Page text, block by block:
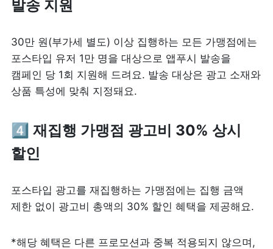
발송 지원
30만 원(부가세 별도) 이상 집행하는 모든 가맹점에는
포스타입 유저 1만 명을 대상으로 앱푸시 발송을
캠페인 당 1회 지원해 드려요. 발송 대상은 광고 소재와
상품 특성에 맞춰 지정돼요.
4️⃣ 재집행 가맹점 광고비 30% 상시
할인
포스타입 광고를 재집행하는 가맹점에는 집행 금액
제한 없이 광고비 총액의 30% 할인 혜택을 제공해요.
*해당 혜택은 다른 프로모션과 중복 적용되지 않으며,